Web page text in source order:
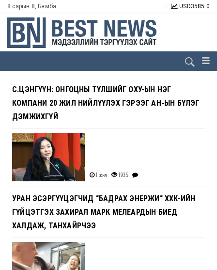
8 сарын 8, Бямба USD3585.0
С.ЦЭНГҮҮН: ОНГОЦНЫ ТҮЛШИЙГ ОХУ-ЫН НЭГ
КОМПАНИ 20 ЖИЛ НИЙЛҮҮЛЭХ ГЭРЭЭГ АН-ЫН БҮЛЭГ
ДЭМЖИХГҮЙ
1 жил 1935
УРАН ЭСЭРГҮҮЦЭГЧИД “БАДРАХ ЭНЕРЖИ“ ХХК-ИЙН
ГҮЙЦЭТГЭХ ЗАХИРАЛ МАРК МЕЛЕАРДЫН БИЕД
ХАЛДАЖ, ТАНХАЙРЧЭЭ